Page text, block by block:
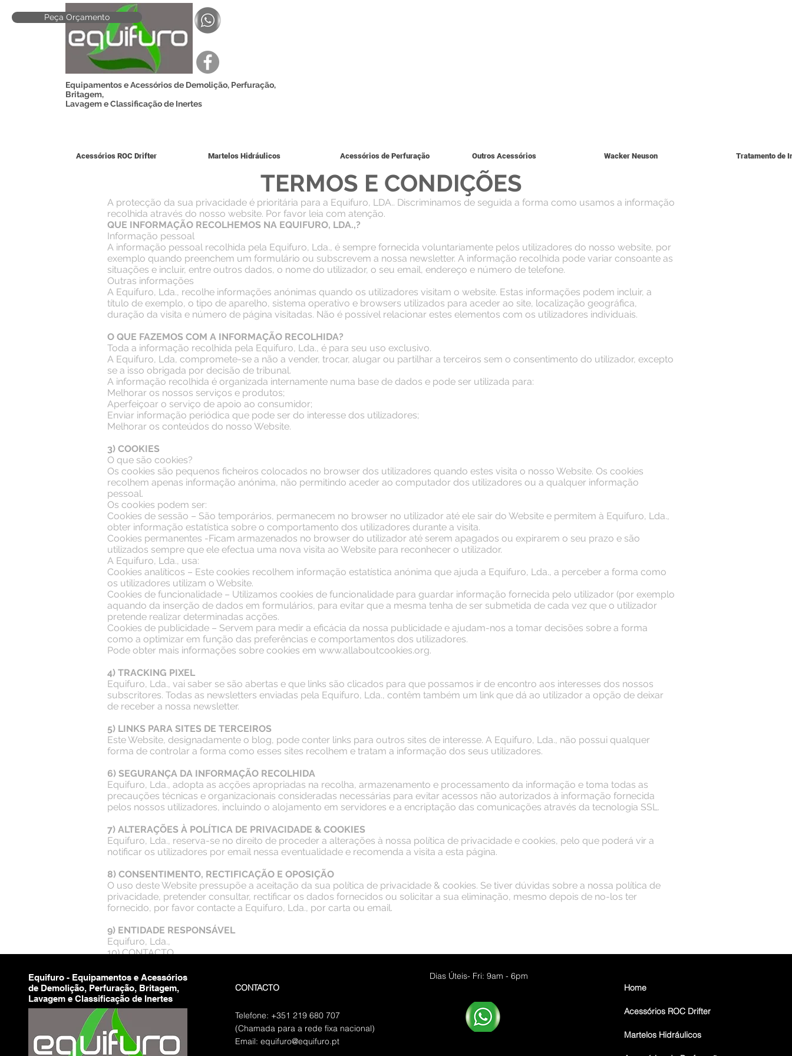
Peça Orçamento
Equipamentos e Acessórios de Demolição, Perfuração,
Britagem,
Lavagem e Classificação de Inertes
Acessórios ROC Drifter Martelos Hidráulicos Acessórios de Perfuração Outros Acessórios Wacker Neuson Tratamento de
TERMOS E CONDIÇÕES
A protecção da sua privacidade é prioritária para a Equifuro, LDA.. Discriminamos de seguida a forma como usamos a informação
recolhida através do nosso website. Por favor leia com atenção.
QUE INFORMAÇÃO RECOLHEMOS NA EQUIFURO, LDA.,?
Informação pessoal
A informação pessoal recolhida pela Equifuro, Lda., é sempre fornecida voluntariamente pelos utilizadores do nosso website, por
exemplo quando preenchem um formulário ou subscrevem a nossa newsletter. A informação recolhida pode variar consoante as
situações e incluir, entre outros dados, o nome do utilizador, o seu email, endereço e número de telefone.
Outras informações
A Equifuro, Lda., recolhe informações anónimas quando os utilizadores visitam o website. Estas informações podem incluir, a
título de exemplo, o tipo de aparelho, sistema operativo e browsers utilizados para aceder ao site, localização geográfica,
duração da visita e número de página visitadas. Não é possível relacionar estes elementos com os utilizadores individuais.
O QUE FAZEMOS COM A INFORMAÇÃO RECOLHIDA?
Toda a informação recolhida pela Equifuro, Lda., é para seu uso exclusivo.
A Equifuro, Lda, compromete-se a não a vender, trocar, alugar ou partilhar a terceiros sem o consentimento do utilizador, excepto
se a isso obrigada por decisão de tribunal.
A informação recolhida é organizada internamente numa base de dados e pode ser utilizada para:
Melhorar os nossos serviços e produtos;
Aperfeiçoar o serviço de apoio ao consumidor;
Enviar informação periódica que pode ser do interesse dos utilizadores;
Melhorar os conteúdos do nosso Website.
3) COOKIES
O que são cookies?
Os cookies são pequenos ficheiros colocados no browser dos utilizadores quando estes visita o nosso Website. Os cookies
recolhem apenas informação anónima, não permitindo aceder ao computador dos utilizadores ou a qualquer informação
pessoal.
Os cookies podem ser:
Cookies de sessão – São temporários, permanecem no browser no utilizador até ele sair do Website e permitem à Equifuro, Lda.,
obter informação estatística sobre o comportamento dos utilizadores durante a visita.
Cookies permanentes -Ficam armazenados no browser do utilizador até serem apagados ou expirarem o seu prazo e são
utilizados sempre que ele efectua uma nova visita ao Website para reconhecer o utilizador.
A Equifuro, Lda., usa:
Cookies analíticos – Este cookies recolhem informação estatística anónima que ajuda a Equifuro, Lda., a perceber a forma como
os utilizadores utilizam o Website.
Cookies de funcionalidade – Utilizamos cookies de funcionalidade para guardar informação fornecida pelo utilizador (por exemplo
aquando da inserção de dados em formulários, para evitar que a mesma tenha de ser submetida de cada vez que o utilizador
pretende realizar determinadas acções.
Cookies de publicidade – Servem para medir a eficácia da nossa publicidade e ajudam-nos a tomar decisões sobre a forma
como a optimizar em função das preferências e comportamentos dos utilizadores.
Pode obter mais informações sobre cookies em www.allaboutcookies.org.
4) TRACKING PIXEL
Equifuro, Lda., vai saber se são abertas e que links são clicados para que possamos ir de encontro aos interesses dos nossos
subscritores. Todas as newsletters enviadas pela Equifuro, Lda., contêm também um link que dá ao utilizador a opção de deixar
de receber a nossa newsletter.
5) LINKS PARA SITES DE TERCEIROS
Este Website, designadamente o blog, pode conter links para outros sites de interesse. A Equifuro, Lda., não possui qualquer
forma de controlar a forma como esses sites recolhem e tratam a informação dos seus utilizadores.
6) SEGURANÇA DA INFORMAÇÃO RECOLHIDA
Equifuro, Lda., adopta as acções apropriadas na recolha, armazenamento e processamento da informação e toma todas as
precauções técnicas e organizacionais consideradas necessárias para evitar acessos não autorizados à informação fornecida
pelos nossos utilizadores, incluindo o alojamento em servidores e a encriptação das comunicações através da tecnologia SSL.
7) ALTERAÇÕES À POLÍTICA DE PRIVACIDADE & COOKIES
Equifuro, Lda., reserva-se no direito de proceder a alterações à nossa política de privacidade e cookies, pelo que poderá vir a
notificar os utilizadores por email nessa eventualidade e recomenda a visita a esta página.
8) CONSENTIMENTO, RECTIFICAÇÃO E OPOSIÇÃO
O uso deste Website pressupõe a aceitação da sua política de privacidade & cookies. Se tiver dúvidas sobre a nossa política de
privacidade, pretender consultar, rectificar os dados fornecidos ou solicitar a sua eliminação, mesmo depois de no-los ter
fornecido, por favor contacte a Equifuro, Lda., por carta ou email.
9) ENTIDADE RESPONSÁVEL
Equifuro, Lda.,
10) CONTACTO
Equifuro - Equipamentos e Acessórios
de Demolição, Perfuração, Britagem,
Lavagem e Classificação de Inertes
CONTACTO
Telefone: +351 219 680 707
(Chamada para a rede fixa nacional)
Email: equifuro@equifuro.pt
Dias Úteis- Fri: 9am - 6pm
Home
Acessórios ROC Drifter
Martelos Hidráulicos